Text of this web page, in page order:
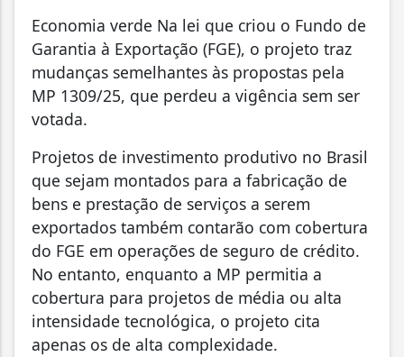
Economia verde Na lei que criou o Fundo de
Garantia à Exportação (FGE), o projeto traz
mudanças semelhantes às propostas pela
MP 1309/25, que perdeu a vigência sem ser
votada.
Projetos de investimento produtivo no Brasil
que sejam montados para a fabricação de
bens e prestação de serviços a serem
exportados também contarão com cobertura
do FGE em operações de seguro de crédito.
No entanto, enquanto a MP permitia a
cobertura para projetos de média ou alta
intensidade tecnológica, o projeto cita
apenas os de alta complexidade.